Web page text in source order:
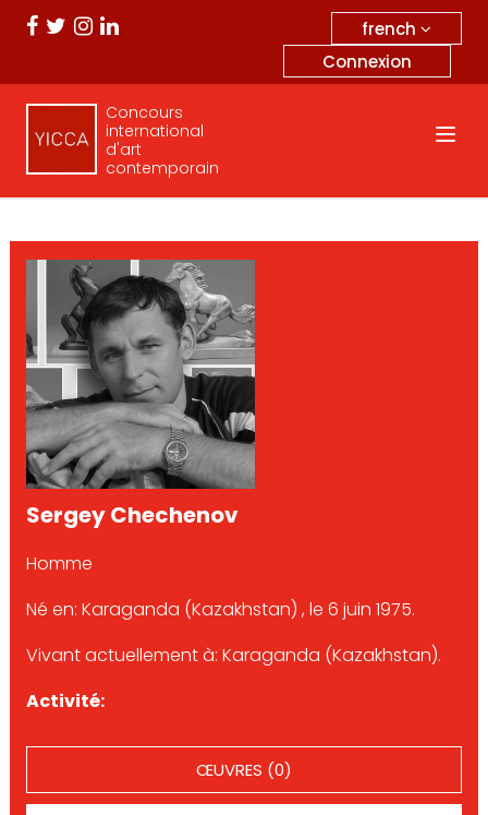
french
Connexion
Concours
international
d'art
contemporain
Sergey Chechenov
Homme
Né en: Karaganda (Kazakhstan) , le 6 juin 1975.
Vivant actuellement à: Karaganda (Kazakhstan).
Activité:
ŒUVRES (0)